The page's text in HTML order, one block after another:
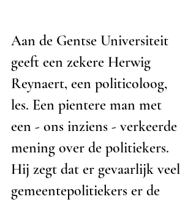
Aan de Gentse Universiteit
geeft een zekere Herwig
Reynaert, een politicoloog,
les. Een pientere man met
een - ons inziens - verkeerde
mening over de politiekers.
Hij zegt dat er gevaarlijk veel
gemeentepolitiekers er de